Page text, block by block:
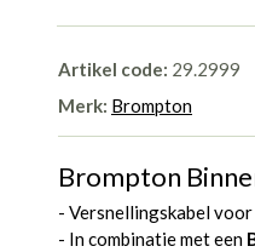
Artikel code: 29.2999
Merk: Brompton
Brompton
- Versnellingskabel voor
- In combinatie met een